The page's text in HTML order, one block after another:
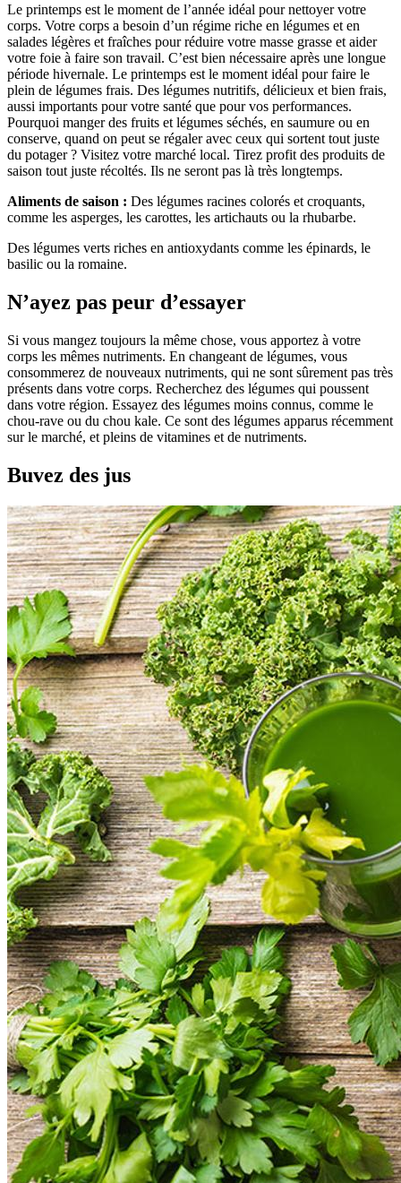
Le printemps est le moment de l’année idéal pour nettoyer votre
corps. Votre corps a besoin d’un régime riche en légumes et en
salades légères et fraîches pour réduire votre masse grasse et aider
votre foie à faire son travail. C’est bien nécessaire après une longue
période hivernale. Le printemps est le moment idéal pour faire le
plein de légumes frais. Des légumes nutritifs, délicieux et bien frais,
aussi importants pour votre santé que pour vos performances.
Pourquoi manger des fruits et légumes séchés, en saumure ou en
conserve, quand on peut se régaler avec ceux qui sortent tout juste
du potager ? Visitez votre marché local. Tirez profit des produits de
saison tout juste récoltés. Ils ne seront pas là très longtemps.
Aliments de saison : Des légumes racines colorés et croquants,
comme les asperges, les carottes, les artichauts ou la rhubarbe.
Des légumes verts riches en antioxydants comme les épinards, le
basilic ou la romaine.
N’ayez pas peur d’essayer
Si vous mangez toujours la même chose, vous apportez à votre
corps les mêmes nutriments. En changeant de légumes, vous
consommerez de nouveaux nutriments, qui ne sont sûrement pas très
présents dans votre corps. Recherchez des légumes qui poussent
dans votre région. Essayez des légumes moins connus, comme le
chou-rave ou du chou kale. Ce sont des légumes apparus récemment
sur le marché, et pleins de vitamines et de nutriments.
Buvez des jus